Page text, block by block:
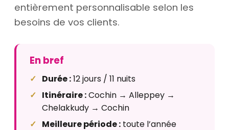
entièrement personnalisable selon les
besoins de vos clients.
En bref
Durée :12 jours / 11 nuits
Itinéraire :Cochin → Alleppey →
Chelakkudy → Cochin
Meilleure période : toute l’année